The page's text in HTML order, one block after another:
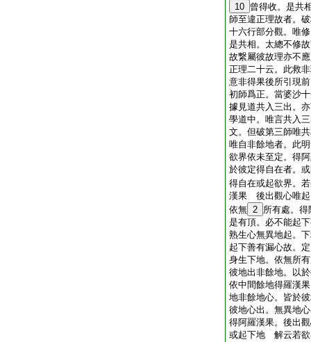
10 曾得收。是
師至違正理故者。
十六行部分觀。唯
是共相。太總不修
故繋屬彼故理亦不
正理二十云。此救
意非得果後所引現
初師爲正。當婆沙
據見道共入三出。
學道中。唯言共入
文。但破第三師
唯自非餘地者。此
欲界依未至定。得
於彼定得自在者。
得自在或起欲界。
漢果 後出觀心唯起
依無 2 所有處。
是有頂。必不能起
熟生心無異地起。
起下善有漏心故。
身生下地。依無所
彼地出非餘地。以
依中間餘地得羅漢
地非餘地心。皆於
彼地心出。無異地
得阿羅漢果。後出
或起下地 解云若欲